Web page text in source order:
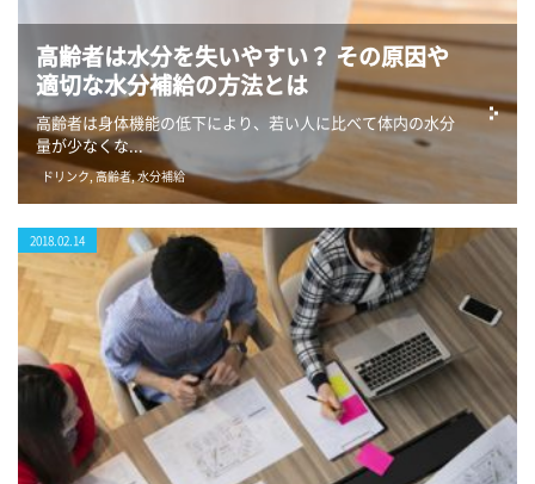
高齢者は水分を失いやすい？ その原因や
適切な水分補給の方法とは
高齢者は身体機能の低下により、若い人に比べて体内の水分
量が少なくな...
ドリンク,高齢者,水分補給
2018.02.14